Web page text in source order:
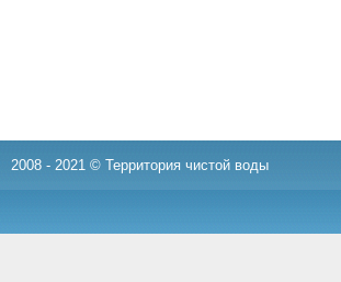
2008 - 2021 © Территория чистой воды